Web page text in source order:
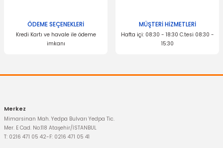
Direksiyon Pompası Focus C-Max Müşürlü Tip
6.825,00 TL
ÖDEME SEÇENEKLERİ
Kredi Kartı ve havale ile ödeme
imkanı
MÜŞTERİ HİZMETLERİ
Hafta içi: 08:30 - 18:30 C.tesi 08:30 -
15:30
Merkez
Mimarsinan Mah. Yedpa Bulvarı Yedpa Tic.
Mer. E Cad. No:118 Ataşehir/İSTANBUL
T: 0216 471 05 42-F: 0216 471 05 41